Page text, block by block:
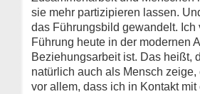
sie mehr partizipieren lassen.
das Führungsbild gewandelt.
Führung heute in der modernen
Beziehungsarbeit ist. Das heißt,
natürlich auch als Mensch
vor allem, dass ich in Kontakt